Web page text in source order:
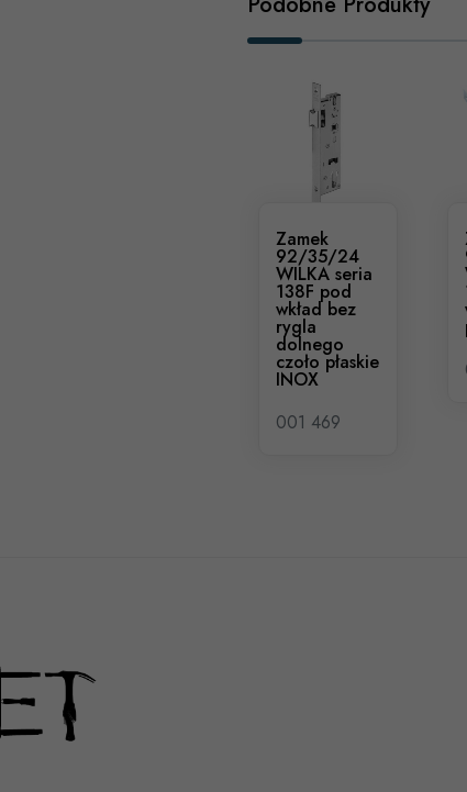
Zamek
92/35/24
WILKA seria
138F pod
wkład bez
rygla
dolnego
czoło płaskie
INOX
001 469